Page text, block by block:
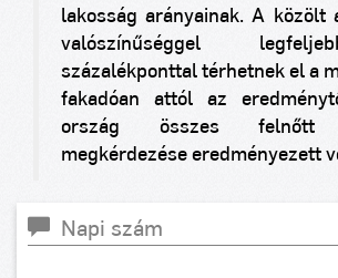
lakosság arányainak. A közölt
valószínűséggel
százalékponttal térhetnek el a
fakadóan attól az
ország összes felnőtt
megkérdezése eredményezett
Napi szám